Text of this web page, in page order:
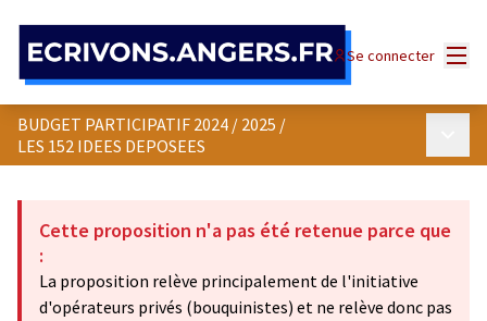
Se connecter
BUDGET PARTICIPATIF 2024 / 2025 /
LES 152 IDEES DEPOSEES
Cette proposition n'a pas été retenue parce que
:
La proposition relève principalement de l'initiative
d'opérateurs privés (bouquinistes) et ne relève donc pas